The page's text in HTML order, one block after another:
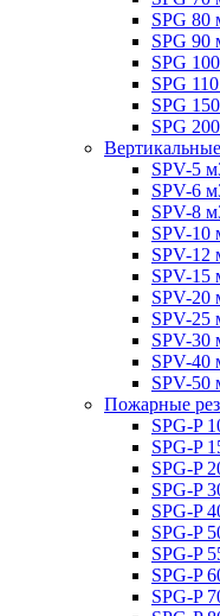
SPG 80
SPG 90
SPG
SPG
SPG
SPG
SPV-5
SPV-6
SPV-8
SPV-10
SPV-12
SPV-15
SPV-20
SPV-25
SPV-30
SPV-40
SPV-50
Пожарные
SPG-P
SPG-P
SPG-P
SPG-P
SPG-P
SPG-P
SPG-P
SPG-P
SPG-P